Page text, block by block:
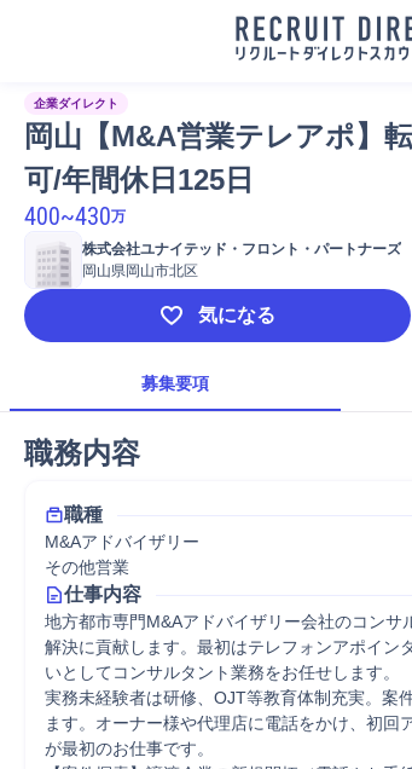
企業ダイレクト
岡山【M&A営業テレアポ】
可/年間休日125日
400~430万
株式会社ユナイテッド・フロント・パートナーズ
岡山県岡山市北区
気になる
募集要項
職務内容
職種
M&Aアドバイザリー
その他営業
仕事内容
地方都市専門M&Aアドバイザリー会社のコンサ
解決に貢献します。最初はテレフォンアポイン
いとしてコンサルタント業務をお任せします。
実務未経験者は研修、OJT等教育体制充実。案
ます。オーナー様や代理店に電話をかけ、初回
が最初のお仕事です。